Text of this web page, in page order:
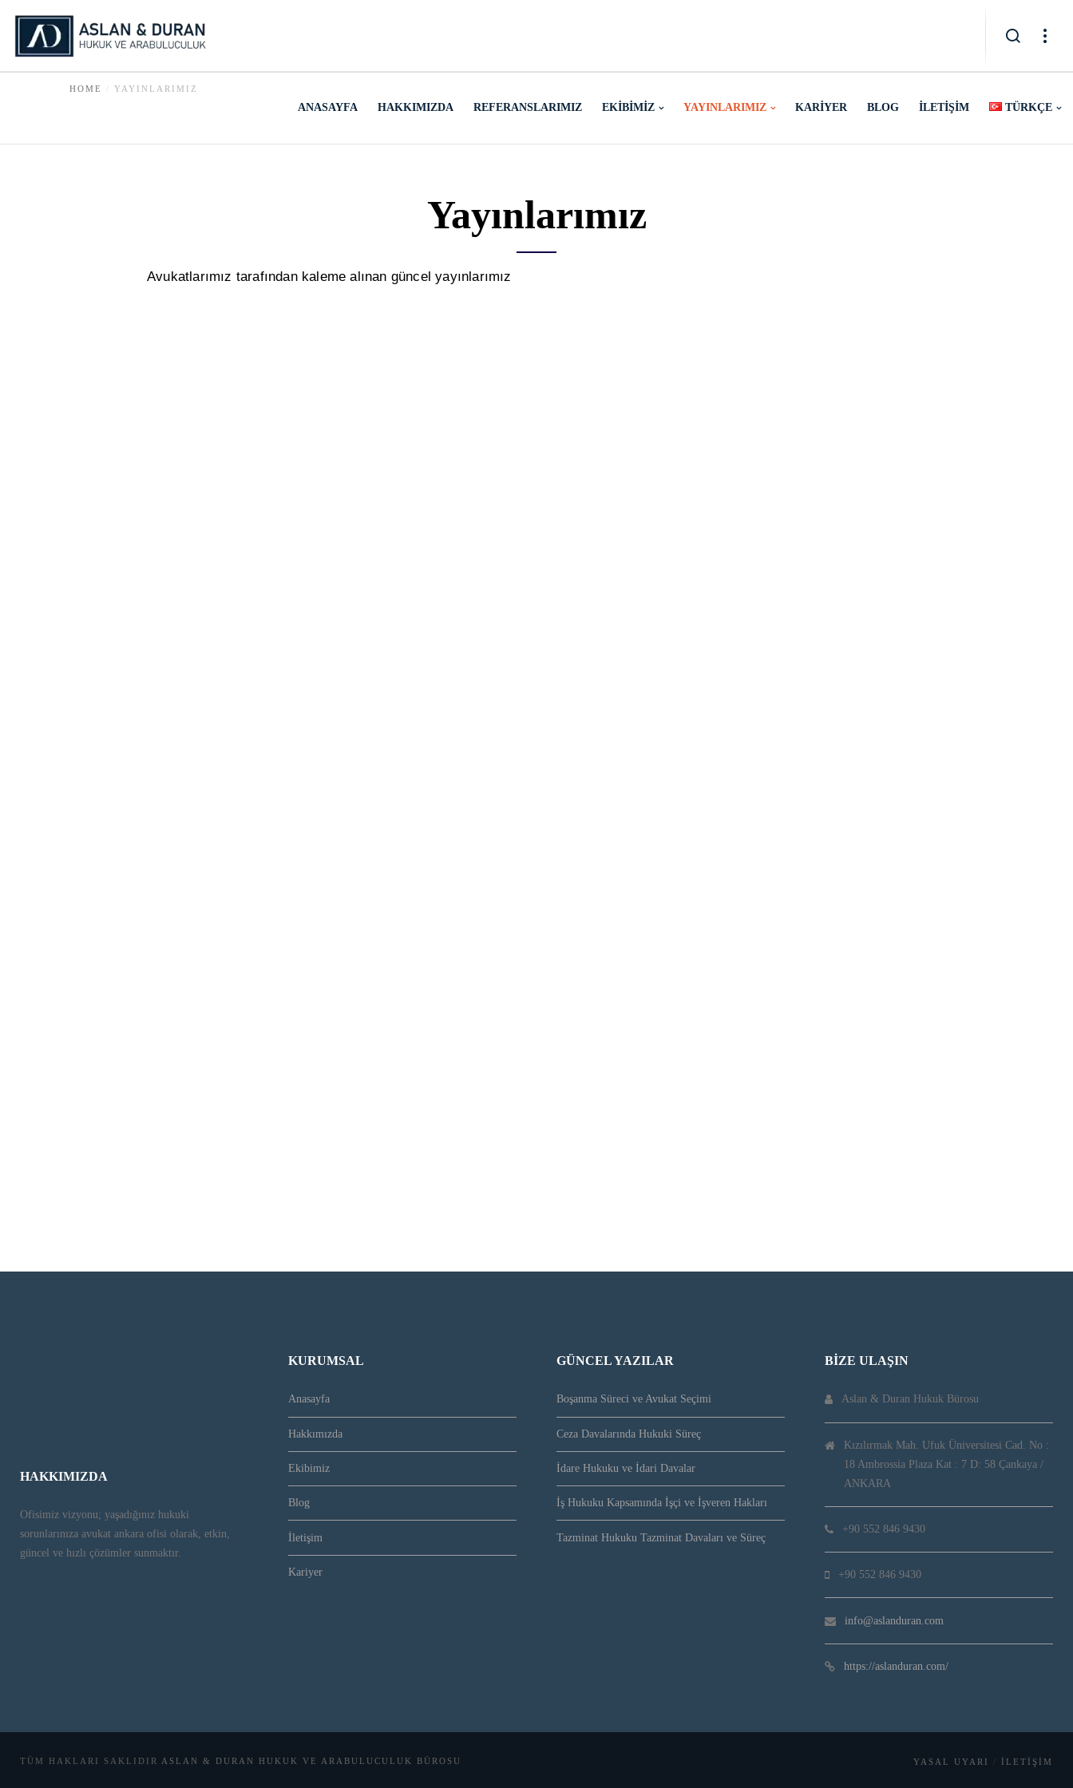
ANASAYFA HAKKIMIZDA REFERANSLARIMIZ EKIBIMIZ YAYINLARIMIZ KARIYER BLOG İLETIŞIM TÜRKÇE
HOME YAYINLARIMIZ
Yayınlarımız
Avukatlarımız tarafından kaleme alınan güncel yayınlarımız
HAKKIMIZDA
Ofisimiz vizyonu; yaşadığınız hukuki
sorunlarınıza avukat ankara ofisi olarak, etkin,
güncel ve hızlı çözümler sunmaktır.
KURUMSAL
Anasayfa
Hakkımızda
Ekibimiz
Blog
İletişim
Kariyer
GÜNCEL YAZILAR
Boşanma Süreci ve Avukat Seçimi
Ceza Davalarında Hukuki Süreç
İdare Hukuku ve İdari Davalar
İş Hukuku Kapsamında İşçi ve İşveren Hakları
Tazminat Hukuku Tazminat Davaları ve Süreç
BIZE ULAŞIN
Aslan & Duran Hukuk Bürosu
Kızılırmak Mah. Ufuk Üniversitesi Cad. No :
18 Ambrossia Plaza Kat : 7 D: 58 Çankaya /
ANKARA
+90 552 846 9430
+90 552 846 9430
info@aslanduran.com
https://aslanduran.com/
TÜM HAKLARI SAKLIDIR ASLAN & DURAN HUKUK VE ARABULUCULUK BÜROSU YASAL UYARI İLETIŞIM